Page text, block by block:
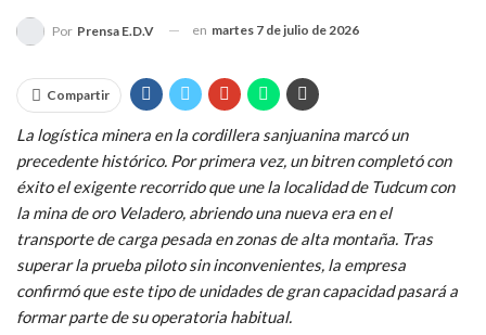
Por Prensa E.D.V en martes 7 de julio de 2026
Compartir
La logística minera en la cordillera sanjuanina marcó un
precedente histórico. Por primera vez, un bitren completó con
éxito el exigente recorrido que une la localidad de Tudcum con
la mina de oro Veladero, abriendo una nueva era en el
transporte de carga pesada en zonas de alta montaña. Tras
superar la prueba piloto sin inconvenientes, la empresa
confirmó que este tipo de unidades de gran capacidad pasará a
formar parte de su operatoria habitual.